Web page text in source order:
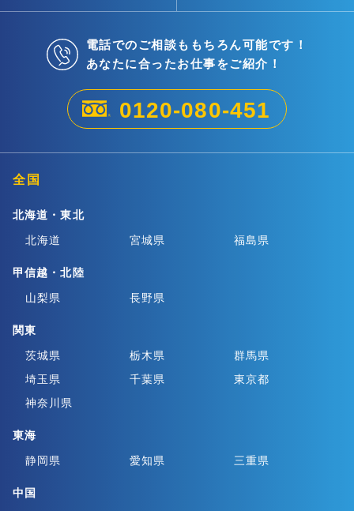
電話でのご相談ももちろん可能です！
あなたに合ったお仕事をご紹介！
0120-080-451
全国
北海道・東北
北海道
宮城県 福島県
甲信越・北陸
山梨県
長野県
関東
茨城県
栃木県
群馬県
埼玉県
千葉県
東京都
神奈川県
東海
静岡県
愛知県 三重県
中国